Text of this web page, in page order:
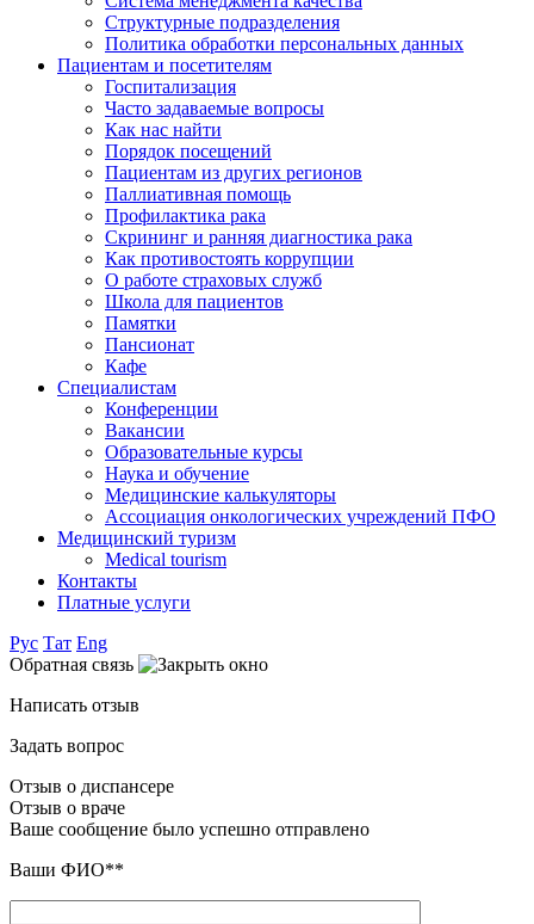
Структурные подразделения
Политика обработки персональных данных
Пациентам и посетителям
Госпитализация
Часто задаваемые вопросы
Как нас найти
Порядок посещений
Пациентам из других регионов
Паллиативная помощь
Профилактика рака
Скрининг и ранняя диагностика рака
Как противостоять коррупции
О работе страховых служб
Школа для пациентов
Памятки
Пансионат
Кафе
Специалистам
Конференции
Вакансии
Образовательные курсы
Наука и обучение
Медицинские калькуляторы
Ассоциация oнкологических учреждений ПФО
Медицинский туризм
Medical tourism
Контакты
Платные услуги
Рус Тат Eng
Обратная связь
Написать отзыв
Задать вопрос
Отзыв о диспансере
Отзыв о враче
Ваше сообщение было успешно отправлено
Ваши ФИО**